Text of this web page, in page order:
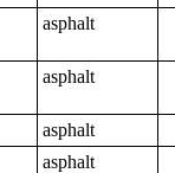
asphalt
asphalt
asphalt
asphalt